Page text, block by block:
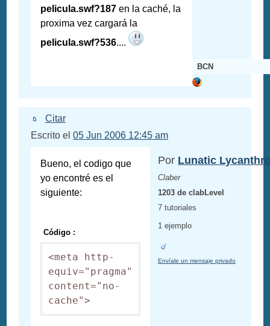
pelicula.swf?187 en la caché, la
proxima vez cargará la
pelicula.swf?536....
BCN
Citar
Escrito el05 Jun 2006 12:45 am
Bueno, el codigo que
yo encontré es el
siguiente:
Código :
<meta http-
equiv="pragma"
content="no-
cache">
Por Lunatic
Claber
1203 de clabLevel
7 tutoriales
1 ejemplo
Envíale un mensaje privado